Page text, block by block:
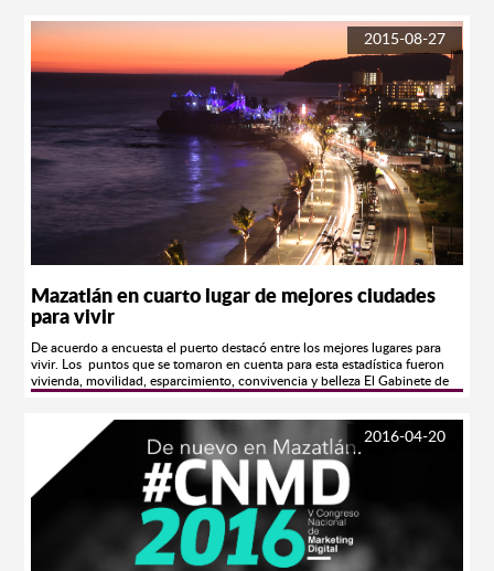
donde han llegado nuestros huéspedes, quienes disfrutan de cada una de
las exhibiciones como la de Lobos Marinos, Buceo, Aves Tropicales, y
Depredadores. Gómez Llanos Chavarín, Director de este Centro familiar,
adelantó que debido a la afluencia, se han aumentado de 5 a 6
exhibiciones diariamente, por lo que la exhibición de Lobos >Marinos,
sigue siendo de las preferidas por los turistas. Así mismo, informó sobre la
Pecera de Contacto, recientemente inaugurada, donde podrán tener
contacto directo con especies equinodermos, estrellas de mar, pepinos de
mar, erizos punta de lapíz, entre otras especies. Algo diferente para ofrecer.
Para finalizar, invitó para quienes aún no han visitado Acuario, lo hagan,
en horario de 9:30 a.m. a 5:00 p.m, los precios son Niños $85 y Adultos
$110, Adultos Mayores pagan la mitad presentando su credencial del
INSEN. Permanecemos abiertos de lunes a domingo. Visita nuestra
pagina.- www.acuariomazatlan.com
2015-08-27
Mazatlán en cuarto lugar de mejores ciudades
para vivir
De acuerdo a encuesta el puerto destacó entre los mejores lugares para
vivir. Los puntos que se tomaron en cuenta para esta estadística fueron
vivienda, movilidad, esparcimiento, convivencia y belleza El Gabinete de
de Vida (INCAV) que permite jerarquizar las mejores y las peores ciudades
para vivir en el país. Con esta encuesta se celebra la cuarta edición de “Las
ciudades más habitables de México” con el propósito de complementar
comparaciones sobre el crecimiento económico y social de los centros
urbanos del país. Para llevarlo a cabo, GCE realizó un total de 30 mil 400
encuestas a nivel nacional llevadas a cabo entre el 16 de junio y el 7 de
julio del 2015. Los puntos que se tomaron en cuenta para esta estadística
fueron los siguientes: oferta suficiente de vivienda, movilidad en la ciudad,
limpieza atmosférica,suficiencia de centros de esparcimento y diversión,
2016-04-20